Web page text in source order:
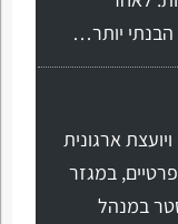
הבנתי יותר…
ארגונית
פרטיים, במגזר
במנהל